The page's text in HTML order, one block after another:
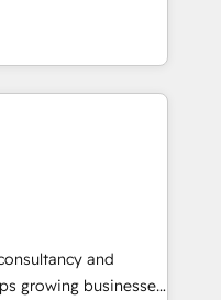
quality leads
cycle with
technology and
cloud,
to drive sales
expenditure.
and
growing businesses